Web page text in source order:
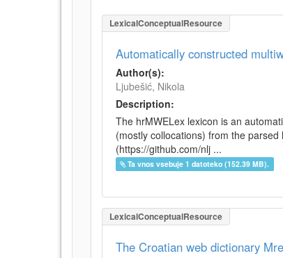
LexicalConceptualResource
Automatically constructed
Author(s):
Ljubešić, Nikola
Description:
The hrMWELex lexicon is an
(mostly collocations) from the
(https://github.com/nlj ...
Ta vnos vsebuje 1 datoteko (152.39 MB).
LexicalConceptualResource
The Croatian web dictionary